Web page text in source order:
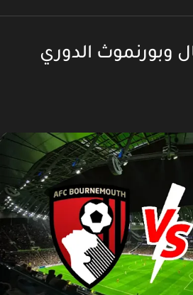
الدوري